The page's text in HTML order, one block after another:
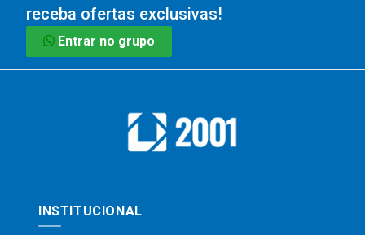
receba ofertas exclusivas!
Entrar no grupo
INSTITUCIONAL